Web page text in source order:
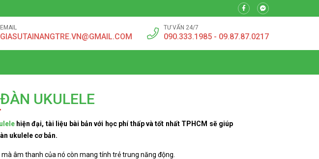
EMAIL
GIASUTAINANGTRE.VN@GMAIL.COM
TƯ VẤN 24/7
090.333.1985 - 09.87.87.0217
UKULELE
hiện đại, tài liệu bài bản với học phí thấp và tốt nhất TPHCM sẽ giúp
ukulele cơ bản.
âm thanh của nó còn mang tính trẻ trung năng động.